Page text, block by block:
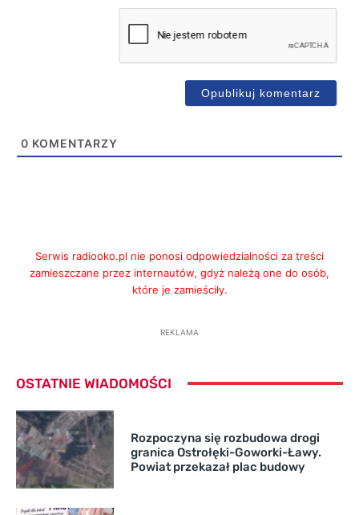
0 KOMENTARZY
Serwis radiooko.pl nie ponosi odpowiedzialności za treści
zamieszczane przez internautów, gdyż należą one do osób,
które je zamieściły.
REKLAMA
OSTATNIE WIADOMOŚCI
Rozpoczyna się rozbudowa drogi
granica Ostrołęki-Goworki-Ławy.
Powiat przekazał plac budowy